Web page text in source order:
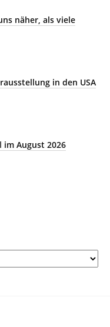
näher, als viele
in den USA
im August 2026